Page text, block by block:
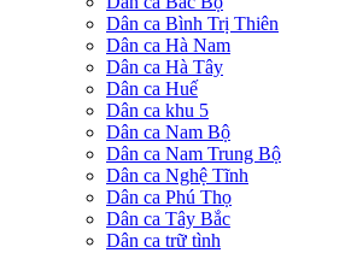
Dân ca Bình Trị Thiên
Dân ca Hà Nam
Dân ca Hà Tây
Dân ca Huế
Dân ca khu 5
Dân ca Nam Bộ
Dân ca Nam Trung Bộ
Dân ca Nghệ Tĩnh
Dân ca Phú Thọ
Dân ca Tây Bắc
Dân ca trữ tình